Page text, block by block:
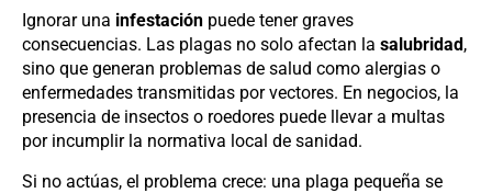
Ignorar una infestación puede tener graves
consecuencias. Las plagas no solo afectan la salubridad ,
sino que generan problemas de salud como alergias o
enfermedades transmitidas por vectores. En negocios, la
presencia de insectos o roedores puede llevar a multas
por incumplir la normativa local de sanidad.
Si no actúas, el problema crece: una plaga pequeña se